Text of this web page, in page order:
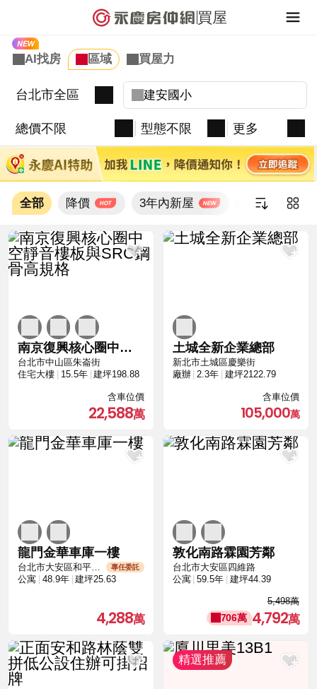
買屋
台北市全區
總價不限 型態不限 更多
全部 降價 3年內新屋 新上架
南京復興核心圈中空靜音樓板與SRC鋼骨高規格
台北市中山區朱崙街
住宅大樓
15.5年 建坪198.88
含車位價
22,588
土城全新企業總部
新北市土城區慶樂街
廠辦
2.3年 建坪2122.79
含車位價
105,000
龍門金華車庫一樓
專任委託
公寓 48.9年 建坪25.63
4,288
敦化南路霖園芳鄰
台北市大安區四維路
公寓
59.5年 建坪44.39
5,498萬
706萬 4,792